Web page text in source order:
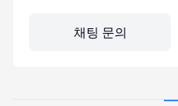
채팅 문의